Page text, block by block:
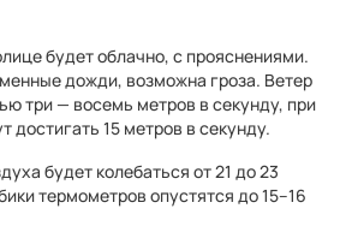
будет облачно, с прояснениями.
дожди, возможна гроза. Ветер
три — восемь метров в секунду, при
достигать 15 метров в секунду.
будет колебаться от 21 до 23
термометров опустятся до 15–16